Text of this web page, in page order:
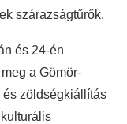
szárazságtűrők.
és 24-én
a Gömör-
és zöldségkiállítás